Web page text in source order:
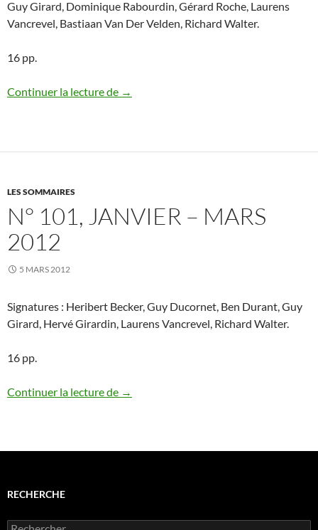
Guy Girard, Dominique Rabourdin, Gérard Roche, Laurens
Vancrevel, Bastiaan Van Der Velden, Richard Walter.
16 pp.
Continuer la lecture de N° 102, avril – juin 2012
→
LES SOMMAIRES
N° 101, JANVIER – MARS
2012
5 MARS 2012
Signatures : Heribert Becker, Guy Ducornet, Ben Durant, Guy
Girard, Hervé Girardin, Laurens Vancrevel, Richard Walter.
16 pp.
Continuer la lecture de N° 101, janvier – mars 2012
→
RECHERCHE
Rechercher :